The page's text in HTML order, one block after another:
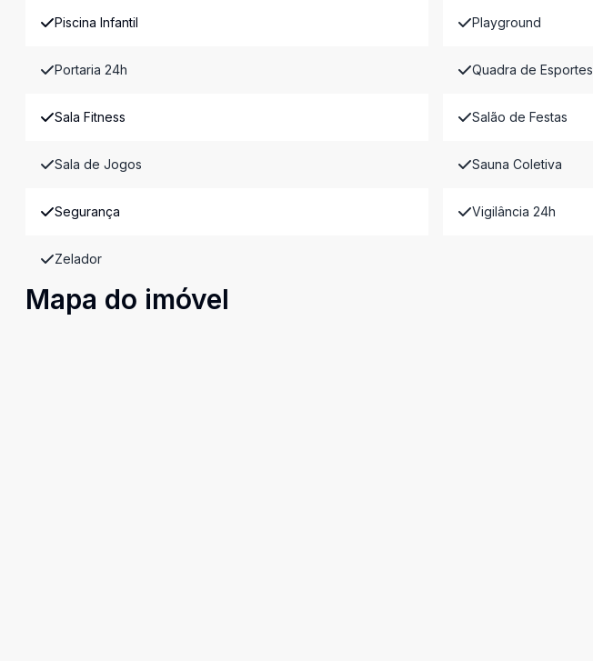
Piscina Infantil Playground
Portaria 24h Quadra de Esportes
Sala Fitness Salão de Festas
Sala de Jogos Sauna Coletiva
Segurança Vigilância 24h
Zelador
Mapa do imóvel